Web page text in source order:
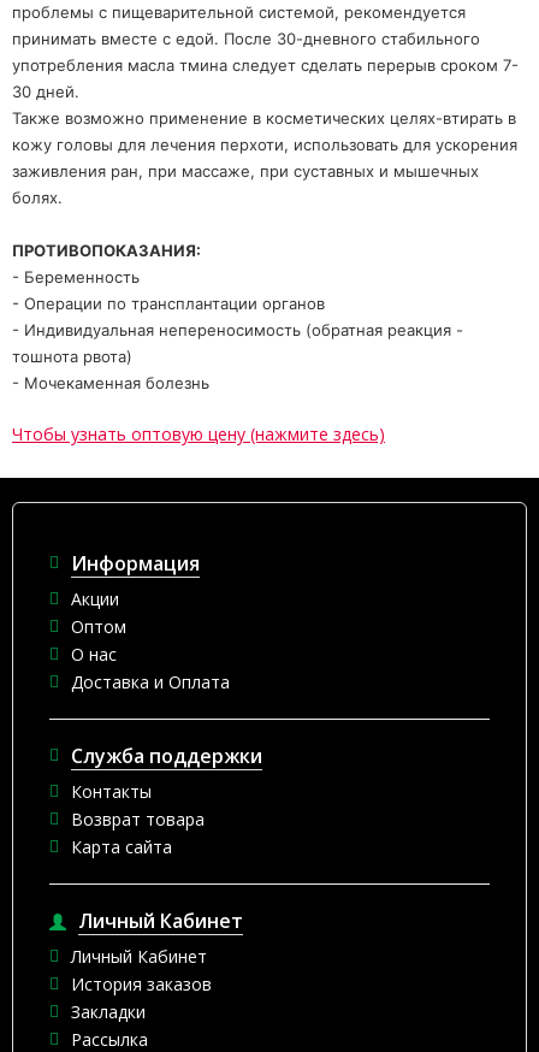
проблемы с пищеварительной системой, рекомендуется
принимать вместе с едой. После 30-дневного стабильного
употребления масла тмина следует сделать перерыв сроком 7-
30 дней.
Также возможно применение в косметических целях-втирать в
кожу головы для лечения перхоти, использовать для ускорения
заживления ран, при массаже, при суставных и мышечных
болях.
ПРОТИВОПОКАЗАНИЯ:
- Беременность
- Операции по трансплантации органов
- Индивидуальная непереносимость (обратная реакция -
тошнота рвота)
- Мочекаменная болезнь
Чтобы узнать оптовую цену (нажмите здесь)
Информация
Акции
Оптом
О нас
Доставка и Оплата
Служба поддержки
Контакты
Возврат товара
Карта сайта
Личный Кабинет
Личный Кабинет
История заказов
Закладки
Рассылка